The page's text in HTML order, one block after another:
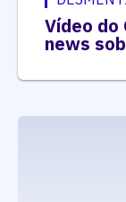
Vídeo do
news